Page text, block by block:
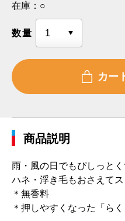
在庫： ○
数量
商品説明
雨・風の日でもぴしっと
ハネ・浮き毛もおさえてス
＊無香料
＊押しやすくなった「ら